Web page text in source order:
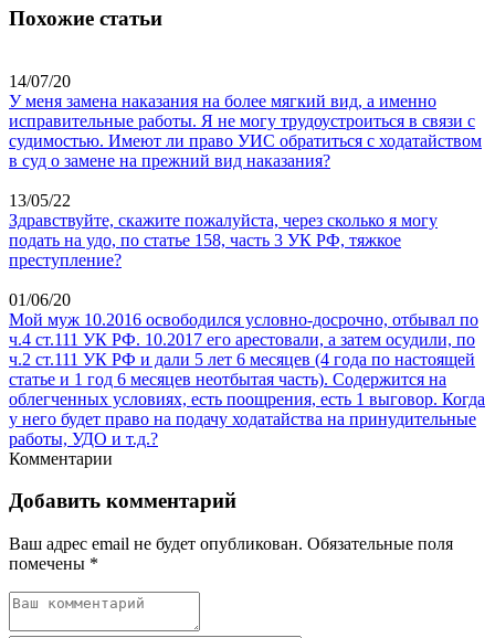
Похожие статьи
14/07/20
У меня замена наказания на более мягкий вид, а именно
исправительные работы. Я не могу трудоустроиться в связи с
судимостью. Имеют ли право УИС обратиться с ходатайством
в суд о замене на прежний вид наказания?
13/05/22
Здравствуйте, скажите пожалуйста, через сколько я могу
подать на удо, по статье 158, часть 3 УК РФ, тяжкое
преступление?
01/06/20
Мой муж 10.2016 освободился условно-досрочно, отбывал по
ч.4 ст.111 УК РФ. 10.2017 его арестовали, а затем осудили, по
ч.2 ст.111 УК РФ и дали 5 лет 6 месяцев (4 года по настоящей
статье и 1 год 6 месяцев неотбытая часть). Содержится на
облегченных условиях, есть поощрения, есть 1 выговор. Когда
у него будет право на подачу ходатайства на принудительные
работы, УДО и т.д.?
Комментарии
Добавить комментарий
Ваш адрес email не будет опубликован. Обязательные поля
помечены *